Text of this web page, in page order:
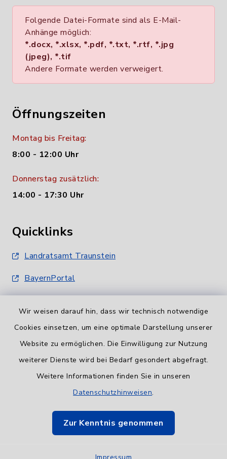
Wir weisen darauf hin, dass wir technisch notwendige
Cookies einsetzen, um eine optimale Darstellung unserer
Website zu ermöglichen. Die Einwilligung zur Nutzung
weiterer Dienste wird bei Bedarf gesondert abgefragt.
Weitere Informationen finden Sie in unseren
Datenschutzhinweisen.
Zur Kenntnis genommen
Folgende Datei-Formate sind als E-Mail-
Anhänge möglich:
*.docx, *.xlsx, *.pdf, *.txt, *.rtf, *.jpg
(jpeg), *.tif
Andere Formate werden verweigert.
Öffnungszeiten
Montag bis Freitag:
8:00 - 12:00 Uhr
Donnerstag zusätzlich:
14:00 - 17:30 Uhr
Quicklinks
Landratsamt Traunstein
BayernPortal
Barrierefreiheit
Impressum